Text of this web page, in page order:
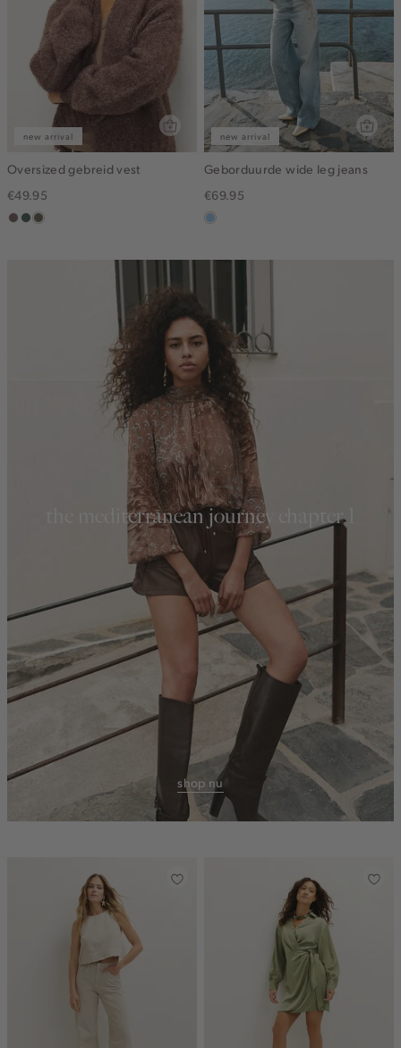
new arrival
Oversized gebreid vest
€49.95
taupe
groen,
bruin
new arrival
Geborduurde wide leg jeans
€69.95
blauw,
light
the mediterranean journey chapter 1
shop nu